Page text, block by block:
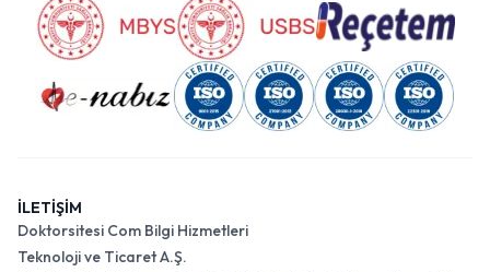
İLETİŞİM
Doktorsitesi Com Bilgi Hizmetleri
Teknoloji ve Ticaret A.Ş.